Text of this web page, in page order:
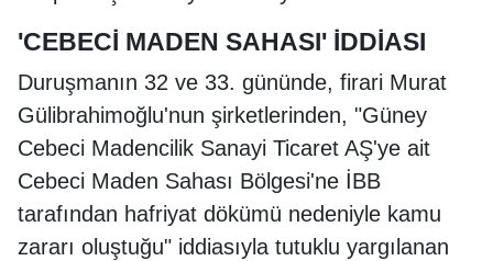
'CEBECİ MADEN SAHASI' İDDİASI
Duruşmanın 32 ve 33. gününde, firari Murat
Gülibrahimoğlu'nun şirketlerinden, "Güney
Cebeci Madencilik Sanayi Ticaret AŞ'ye ait
Cebeci Maden Sahası Bölgesi'ne İBB
tarafından hafriyat dökümü nedeniyle kamu
zararı oluştuğu" iddiasıyla tutuklu yargılanan